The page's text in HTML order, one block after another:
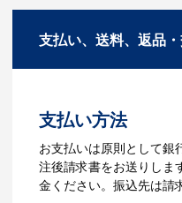
タマイズが可能です。お
お見積を弊社からお出し
3.発注・データ入
ら、ご注文書をお送りし
【名入れをする場合】名
ータをご入稿頂き、名入
ータでご確認いただきま
支払い、送料、返品
支払い方法
お支払いは原則として銀
注後請求書をお送りしま
金ください。振込先は請